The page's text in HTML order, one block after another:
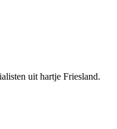
uit hartje Friesland.